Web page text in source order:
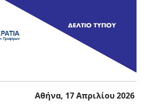
Αθήνα, 17 Απριλίου 2026